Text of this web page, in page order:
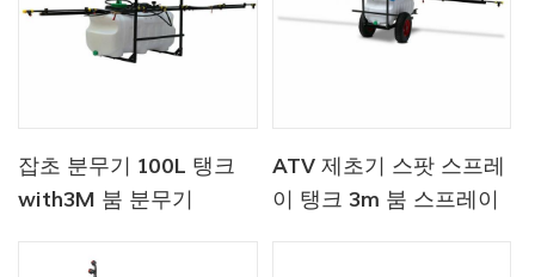
잡초 분무기 100L 탱크
with3M 붐 분무기
ATV 제초기 스팟 스프레
이 탱크 3m 붐 스프레이